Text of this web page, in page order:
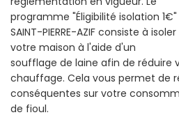
programme "Éligibilité isolation 1€"
SAINT-PIERRE-AZIF consiste à isoler
votre maison à l'aide d'un
soufflage de laine afin de réduire
chauffage. Cela vous permet de
conséquentes sur votre
de fioul.